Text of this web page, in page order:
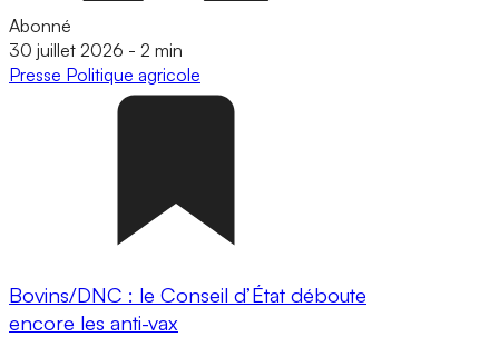
Abonné
30 juillet 2026 - 2 min
Presse Politique agricole
Bovins/DNC : le Conseil d’État déboute
encore les anti-vax